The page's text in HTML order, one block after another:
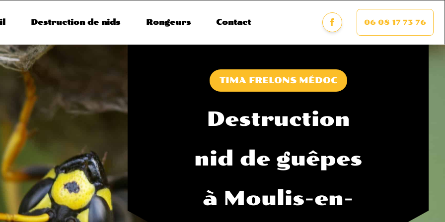
Destruction de nids Rongeurs Contact 06 08 17 73 76
TIMA FRELONS MÉDOC
Destruction
nid de guêpes
à Moulis-en-